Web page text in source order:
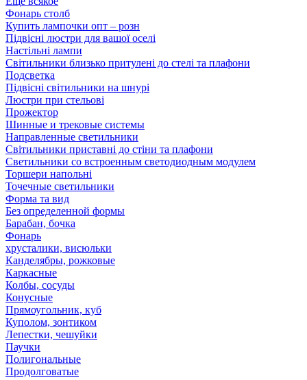
Фонарь столб
Купить лампочки опт – розн
Підвісні люстри для вашої оселі
Настільні лампи
Світильники близько притулені до стелі та плафони
Подсветка
Підвісні світильники на шнурі
Люстри при стельові
Прожектор
Шинные и трековые системы
Направленные светильники
Світильники приставні до стіни та плафони
Светильники со встроенным светодиодным модулем
Торшери напольні
Точечные светильники
Форма та вид
Без определенной формы
Барабан, бочка
Фонарь
хрусталики, висюльки
Канделябры, рожковые
Каркасные
Колбы, сосуды
Конусные
Прямоугольник, куб
Куполом, зонтиком
Лепестки, чешуйки
Паучки
Полигональные
Продолговатые